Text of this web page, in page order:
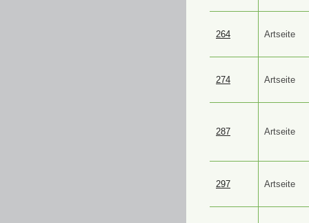
264 Artseite
274 Artseite
287 Artseite
297 Artseite